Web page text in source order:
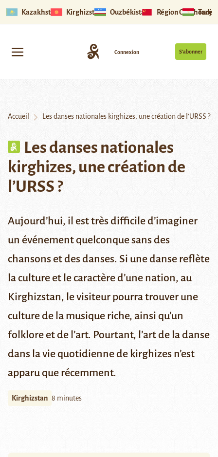
Kazakhstan Kirghizstan Ouzbékistan Région Ouïghoure
S’abonner
Connexion
Accueil Les danses nationales kirghizes, une création de l’URSS ?
Les danses nationales
kirghizes, une création de
l’URSS ?
Aujourd’hui, il est très difficile d’imaginer
un événement quelconque sans des
chansons et des danses. Si une danse reflète
la culture et le caractère d’une nation, au
Kirghizstan, le visiteur pourra trouver une
culture de la musique riche, ainsi qu’un
folklore et de l’art. Pourtant, l’art de la danse
dans la vie quotidienne de kirghizes n’est
apparu que récemment.
Kirghizstan 8 minutes